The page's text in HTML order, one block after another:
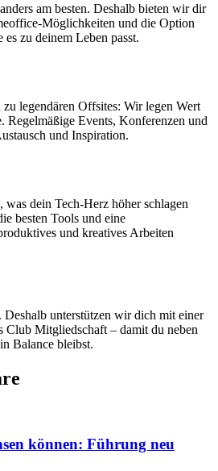
am besten. Deshalb bieten wir dir
Möglichkeiten und die Option
zu deinem Leben passt.
legendären Offsites: Wir legen Wert
Regelmäßige Events, Konferenzen und
und Inspiration.
was dein Tech-Herz höher schlagen
besten Tools und eine
und kreatives Arbeiten
unterstützen wir dich mit einer
Club Mitgliedschaft – damit du neben
Balance bleibst.
können: Führung neu